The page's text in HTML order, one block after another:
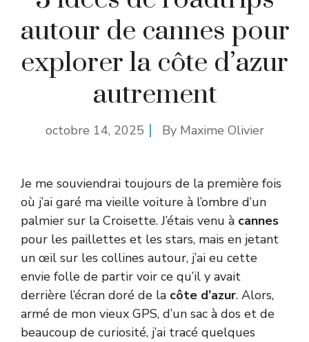
autour de cannes pour
explorer la côte d’azur
autrement
octobre 14, 2025 By Maxime Olivier
Je me souviendrai toujours de la première fois
où j’ai garé ma vieille voiture à l’ombre d’un
palmier sur la Croisette. J’étais venu à cannes
pour les paillettes et les stars, mais en jetant
un œil sur les collines autour, j’ai eu cette
envie folle de partir voir ce qu’il y avait
derrière l’écran doré de la côte d’azur. Alors,
armé de mon vieux GPS, d’un sac à dos et de
beaucoup de curiosité, j’ai tracé quelques